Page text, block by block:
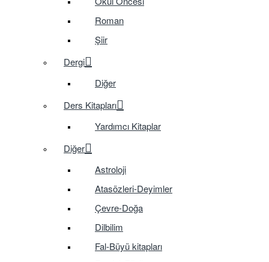
Roman
Şiir
Dergi
Diğer
Ders Kitapları
Yardımcı Kitaplar
Diğer
Astroloji
Atasözleri-Deyimler
Çevre-Doğa
Dilbilim
Fal-Büyü kitapları